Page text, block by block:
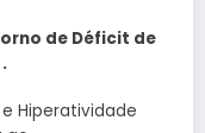
de Déficit de
Hiperatividade